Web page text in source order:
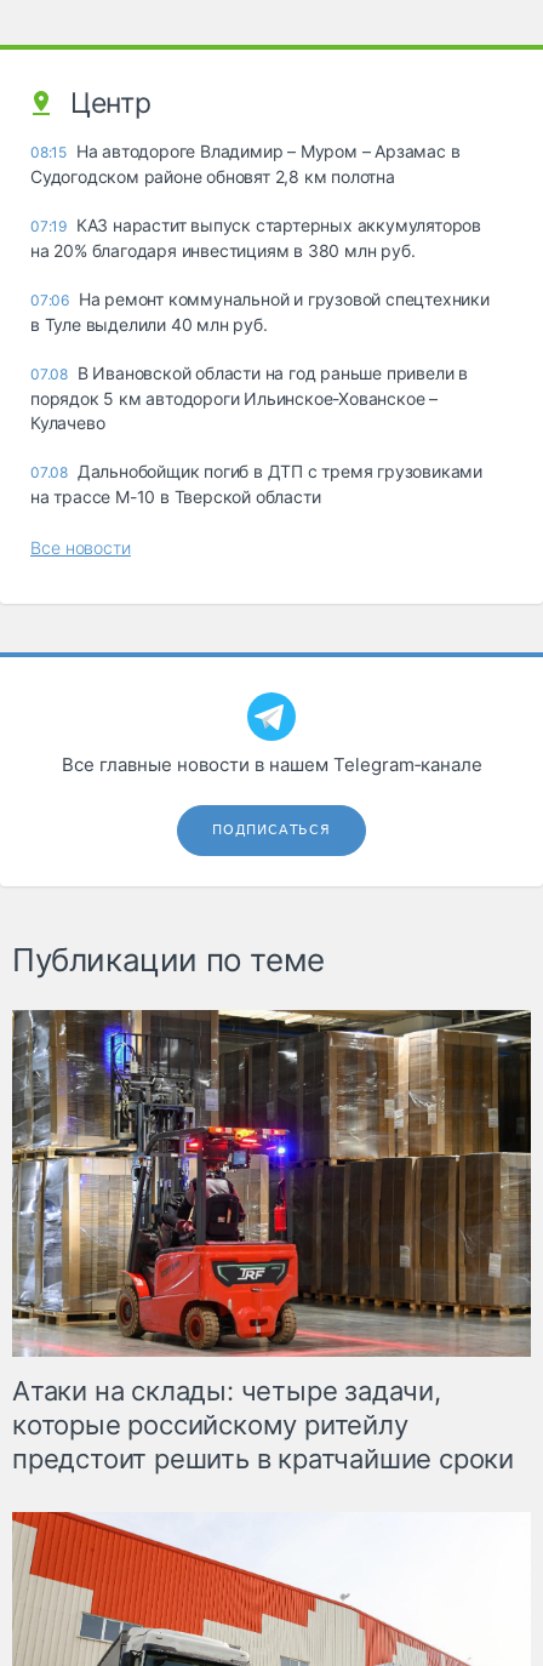
Центр
08:15 На автодороге Владимир – Муром – Арзамас в
Судогодском районе обновят 2,8 км полотна
07:19 КАЗ нарастит выпуск стартерных аккумуляторов
на 20% благодаря инвестициям в 380 млн руб.
07:06 На ремонт коммунальной и грузовой спецтехники
в Туле выделили 40 млн руб.
07.08 В Ивановской области на год раньше привели в
порядок 5 км автодороги Ильинское-Хованское –
Кулачево
07.08 Дальнобойщик погиб в ДТП с тремя грузовиками
на трассе М-10 в Тверской области
Все новости
Все главные новости в нашем Telegram‑канале
ПОДПИСАТЬСЯ
Публикации по теме
Атаки на склады: четыре задачи,
которые российскому ритейлу
предстоит решить в кратчайшие сроки